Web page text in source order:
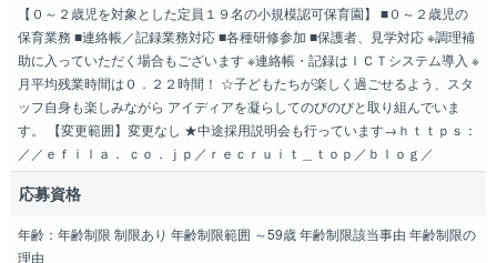
【０～２歳児を対象とした定員１９名の小規模認可保育園】 ■０～２歳児の
保育業務 ■連絡帳／記録業務対応 ■各種研修参加 ■保護者、見学対応 ※調理補
助に入っていただく場合もございます ※連絡帳・記録はＩＣＴシステム導入 ※
月平均残業時間は０．２２時間！ ☆子どもたちが楽しく過ごせるよう、スタ
ッフ自身も楽しみながら アイディアを凝らしてのびのびと取り組んでいま
す。 【変更範囲】変更なし ★中途採用説明会も行っています→ｈｔｔｐｓ：
／／ｅｆｉｌａ． ｃｏ．ｊｐ／ｒｅｃｒｕｉｔ＿ｔｏｐ／ｂｌｏｇ／
応募資格
年齢：年齢制限 制限あり 年齢制限範囲 ～59歳 年齢制限該当事由 年齢制限の
理由